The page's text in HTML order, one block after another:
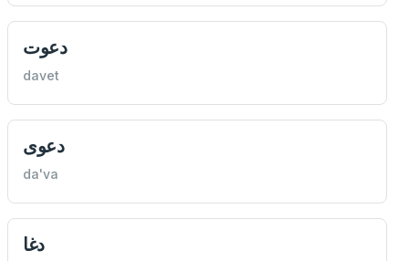
دعوت
davet
دعوى
da'va
دغا